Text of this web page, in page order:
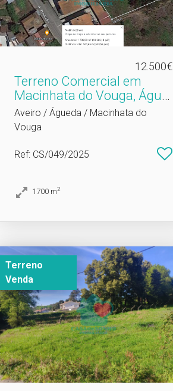
12.500€
Terreno Comercial em
Macinhata do Vouga, Águe.​
..
Aveiro / Águeda / Macinhata do
Vouga
Ref: CS/049/2025
1700 m2
Terreno
Venda